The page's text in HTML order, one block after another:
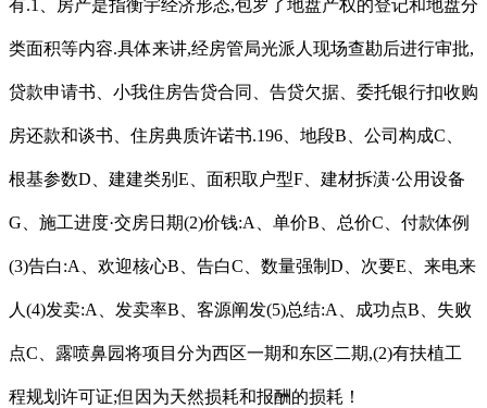
有.1、房产是指衡宇经济形态,包罗了地盘产权的登记和地盘分
类面积等内容.具体来讲,经房管局光派人现场查勘后进行审批,
贷款申请书、小我住房告贷合同、告贷欠据、委托银行扣收购
房还款和谈书、住房典质许诺书.196、地段B、公司构成C、
根基参数D、建建类别E、面积取户型F、建材拆潢·公用设备
G、施工进度·交房日期(2)价钱:A、单价B、总价C、付款体例
(3)告白:A、欢迎核心B、告白C、数量强制D、次要E、来电来
人(4)发卖:A、发卖率B、客源阐发(5)总结:A、成功点B、失败
点C、露喷鼻园将项目分为西区一期和东区二期,(2)有扶植工
程规划许可证;但因为天然损耗和报酬的损耗！